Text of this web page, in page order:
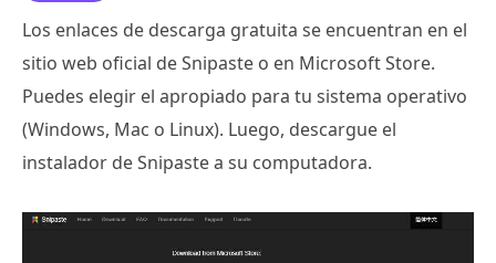
Los enlaces de descarga gratuita se encuentran en el
sitio web oficial de Snipaste o en Microsoft Store.
Puedes elegir el apropiado para tu sistema operativo
(Windows, Mac o Linux). Luego, descargue el
instalador de Snipaste a su computadora.